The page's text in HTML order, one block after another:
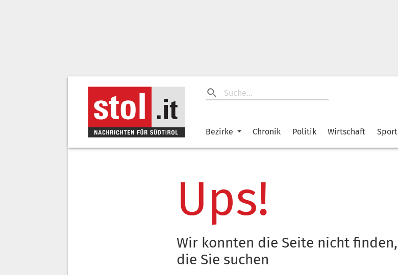
Bezirke Chronik Politik Wirtschaft Sport
Ups!
Wir konnten die Seite nicht finden,
die Sie suchen